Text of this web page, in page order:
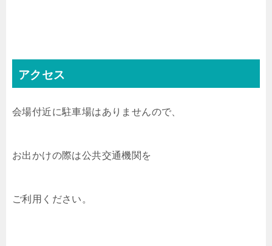
アクセス
会場付近に駐車場はありませんので、
お出かけの際は公共交通機関を
ご利用ください。